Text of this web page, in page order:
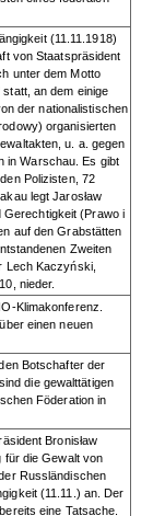
(11.11.1918)
von Staatspräsident
unter dem Motto
an dem einige
der nationalistischen
organisierten
u. a. gegen
in Warschau. Es gibt
Polizisten, 72
legt Jarosław
(Prawo i
auf den Grabstätten
Zweiten
Lech Kaczyński,
nieder.
Klimakonferenz.
einen neuen
Botschafter der
die gewalttätigen
Föderation in
Bronisław
für die Gewalt von
Russländischen
(11.11.) an. Der
eine Tatsache.